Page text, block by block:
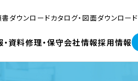
ダウンロードカタログ・図面ダウンロード
資料修理・保守会社情報採用情報